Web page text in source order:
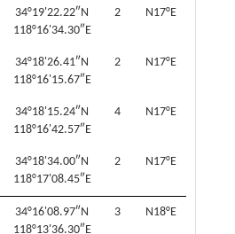
34°19'22.22″N
118°16'34.30″E
2 N17°E
34°18'26.41″N
118°16'15.67″E
2 N17°E
34°18'15.24″N
118°16'42.57″E
4 N17°E
34°18'34.00″N
118°17'08.45″E
2 N17°E
34°16'08.97″N
118°13'36.30″E
3 N18°E